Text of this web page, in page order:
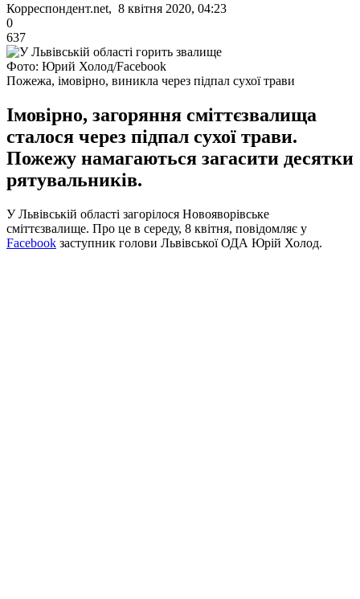
Корреспондент.net, 8 квітня 2020, 04:23
0
637
Фото: Юрий Холод/Facebook
Пожежа, імовірно, виникла через підпал сухої трави
Імовірно, загоряння сміттєзвалища
сталося через підпал сухої трави.
Пожежу намагаються загасити десятки
рятувальників.
У Львівській області загорілося Новояворівське
сміттєзвалище. Про це в середу, 8 квітня, повідомляє у
Facebook заступник голови Львівської ОДА Юрій Холод.